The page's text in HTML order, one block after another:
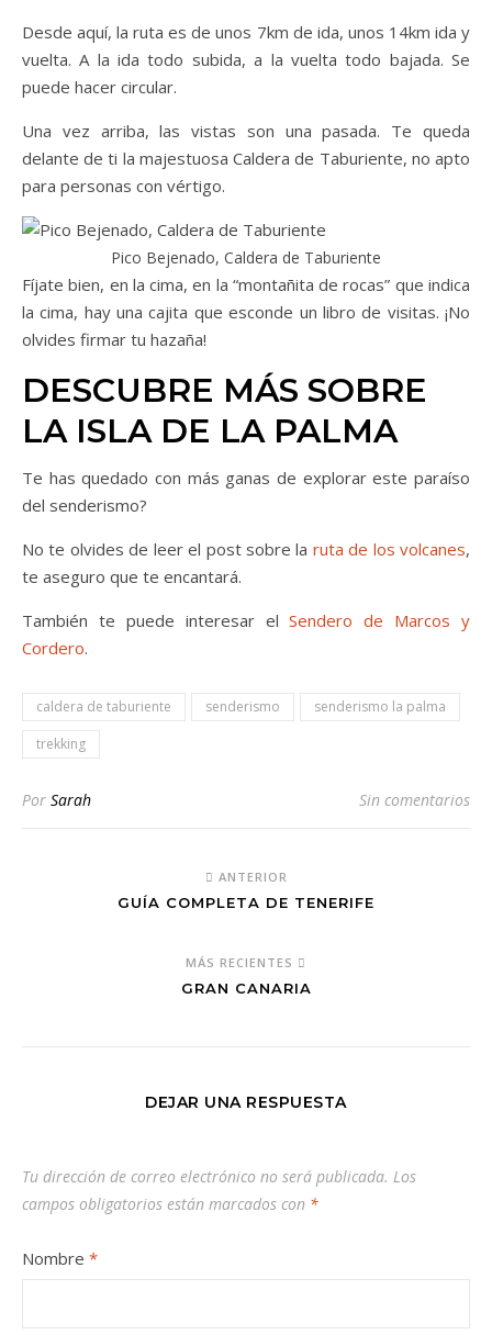
Desde aquí, la ruta es de unos 7km de ida, unos 14km ida y
vuelta. A la ida todo subida, a la vuelta todo bajada. Se
puede hacer circular.
Una vez arriba, las vistas son una pasada. Te queda
delante de ti la majestuosa Caldera de Taburiente, no apto
para personas con vértigo.
Pico Bejenado, Caldera de Taburiente
Fíjate bien, en la cima, en la “montañita de rocas” que indica
la cima, hay una cajita que esconde un libro de visitas. ¡No
olvides firmar tu hazaña!
DESCUBRE MÁS SOBRE
LA ISLA DE LA PALMA
Te has quedado con más ganas de explorar este paraíso
del senderismo?
No te olvides de leer el post sobre la ruta de los volcanes,
te aseguro que te encantará.
También te puede interesar elSendero de Marcos y
Cordero.
caldera de taburiente senderismo
senderismo la palma
trekking
Por Sarah Sin comentarios
ANTERIOR
GUÍA COMPLETA DE TENERIFE
MÁS RECIENTES
GRAN CANARIA
DEJAR UNA RESPUESTA
Tu dirección de correo electrónico no será publicada. Los
campos obligatorios están marcados con *
Nombre *